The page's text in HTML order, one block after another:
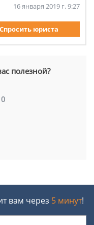
16 января 2019 г. 9:27
Спросить юриста
полезной?
0
вам через 5 минут!